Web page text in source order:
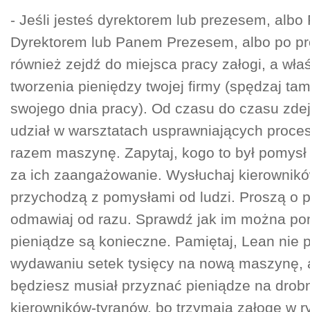
- Jeśli jesteś dyrektorem lub prezesem, albo
Dyrektorem lub Panem Prezesem, albo po
również zejdź do miejsca pracy załogi, a
tworzenia pieniędzy twojej firmy (spędzaj
swojego dnia pracy). Od czasu do czasu
udział w warsztatach usprawniających
razem maszynę. Zapytaj, kogo to był
za ich zaangażowanie. Wysłuchaj
przychodzą z pomysłami od ludzi. Proszą o
odmawiaj od razu. Sprawdź jak im można
pieniądze są konieczne. Pamiętaj, Lean nie
wydawaniu setek tysięcy na nową maszynę,
będziesz musiał przyznać pieniądze na
kierowników-tyranów, bo trzymają załogę w